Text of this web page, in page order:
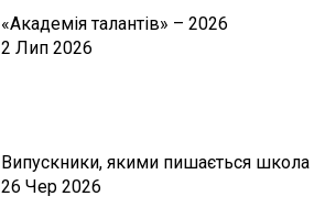
«Академія талантів» – 2026
2 Лип 2026
Випускники, якими пишається школа
26 Чер 2026